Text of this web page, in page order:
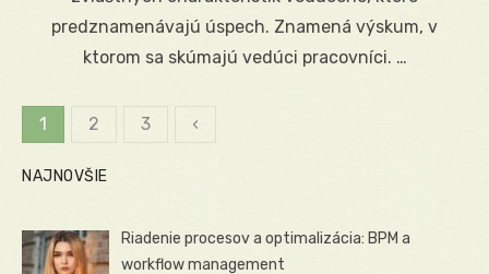
predznamenávajú úspech. Znamená výskum, v
ktorom sa skúmajú vedúci pracovníci. …
Stránkovanie
príspevkov
1 2 3 ‹
NAJNOVŠIE
Riadenie procesov a optimalizácia: BPM a
workflow management